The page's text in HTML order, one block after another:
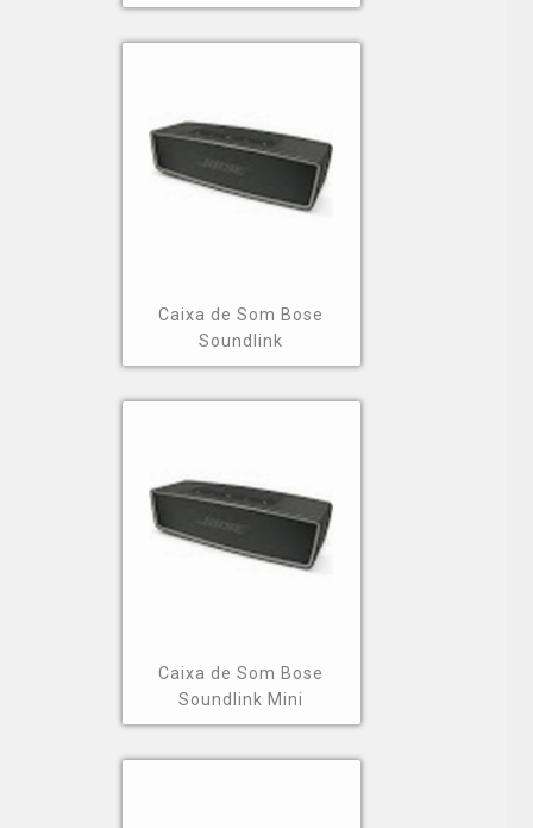
Caixa de Som Bose
Soundlink
Caixa de Som Bose
Soundlink Mini